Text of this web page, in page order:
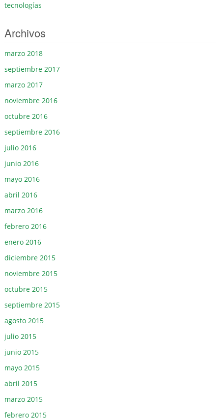
tecnologías
Archivos
marzo 2018
septiembre 2017
marzo 2017
noviembre 2016
octubre 2016
septiembre 2016
julio 2016
junio 2016
mayo 2016
abril 2016
marzo 2016
febrero 2016
enero 2016
diciembre 2015
noviembre 2015
octubre 2015
septiembre 2015
agosto 2015
julio 2015
junio 2015
mayo 2015
abril 2015
marzo 2015
febrero 2015